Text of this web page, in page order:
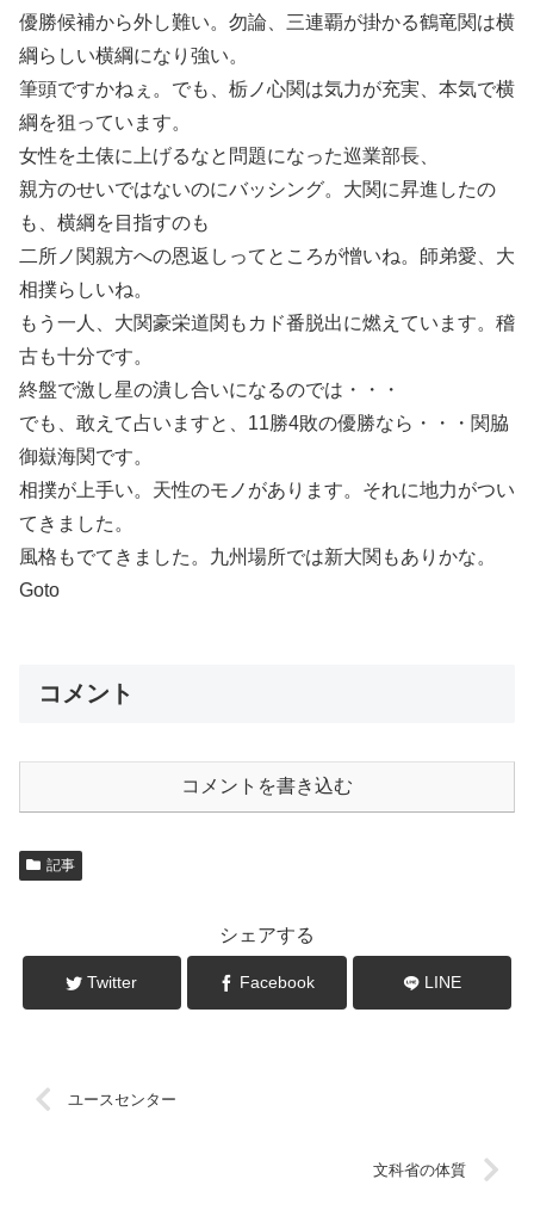
優勝候補から外し難い。勿論、三連覇が掛かる鶴竜関は横
綱らしい横綱になり強い。
筆頭ですかねぇ。でも、栃ノ心関は気力が充実、本気で横
綱を狙っています。
女性を土俵に上げるなと問題になった巡業部長、
親方のせいではないのにバッシング。大関に昇進したの
も、横綱を目指すのも
二所ノ関親方への恩返しってところが憎いね。師弟愛、大
相撲らしいね。
もう一人、大関豪栄道関もカド番脱出に燃えています。稽
古も十分です。
終盤で激し星の潰し合いになるのでは・・・
でも、敢えて占いますと、11勝4敗の優勝なら・・・関脇
御嶽海関です。
相撲が上手い。天性のモノがあります。それに地力がつい
てきました。
風格もでてきました。九州場所では新大関もありかな。
Goto
コメント
コメントを書き込む
記事
シェアする
Twitter Facebook LINE
ユースセンター
文科省の体質